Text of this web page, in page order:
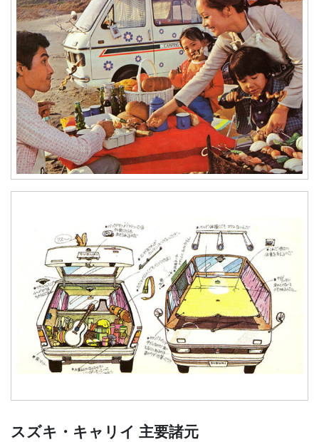
スズキ・キャリイ 主要諸元